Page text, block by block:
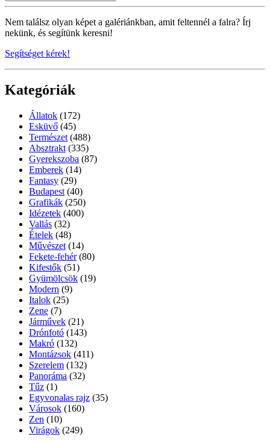
Nem találsz olyan képet a galériánkban, amit feltennél a falra? Írj
nekünk, és segítünk keresni!
Segítséget kérek!
Kategóriák
Állatok (172)
Esküvő (45)
Természet (488)
Absztrakt (335)
Gyerekszoba (87)
Emberek (14)
Fantasy (29)
Budapest (40)
Grafikák (250)
Idézetek (400)
Vallás (32)
Ételek (48)
Művészet (14)
Fekete-fehér (80)
Kifestők (51)
Gyümölcsök (19)
Modern (9)
Italok (25)
Zene (7)
Járművek (21)
Drónfotó (143)
Makró (132)
Montázsok (411)
Szerelem (132)
Panoráma (32)
Tűz (1)
Egyvonalas rajz (35)
Városok (160)
Zen (10)
Virágok (249)